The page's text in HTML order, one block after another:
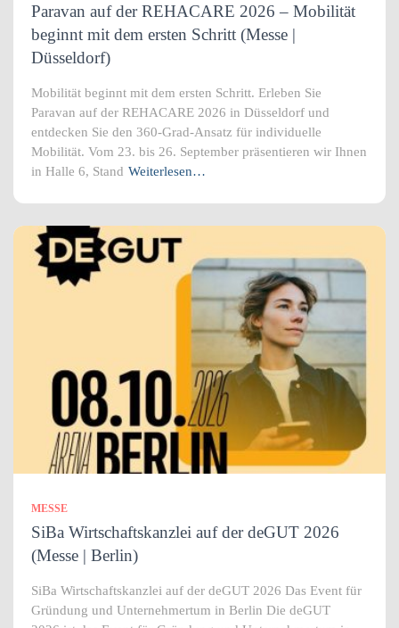
Paravan auf der REHACARE 2026 – Mobilität
beginnt mit dem ersten Schritt (Messe |
Düsseldorf)
Mobilität beginnt mit dem ersten Schritt. Erleben Sie
Paravan auf der REHACARE 2026 in Düsseldorf und
entdecken Sie den 360-Grad-Ansatz für individuelle
Mobilität. Vom 23. bis 26. September präsentieren wir Ihnen
in Halle 6, Stand Weiterlesen…
MESSE
SiBa Wirtschaftskanzlei auf der deGUT 2026
(Messe | Berlin)
SiBa Wirtschaftskanzlei auf der deGUT 2026 Das Event für
Gründung und Unternehmertum in Berlin Die deGUT